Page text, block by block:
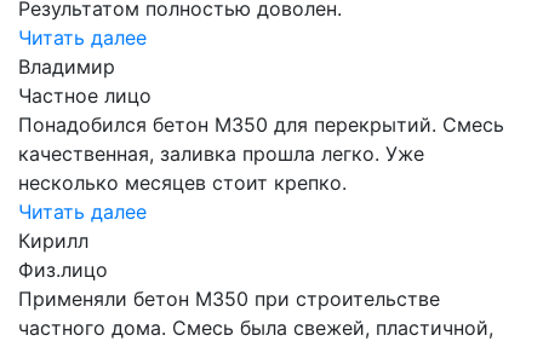
Результатом полностью доволен.
Читать далее
Владимир
Частное лицо
Понадобился бетон М350 для перекрытий. Смесь
качественная, заливка прошла легко. Уже
несколько месяцев стоит крепко.
Читать далее
Кирилл
Физ.лицо
Применяли бетон М350 при строительстве
частного дома. Смесь была свежей, пластичной,